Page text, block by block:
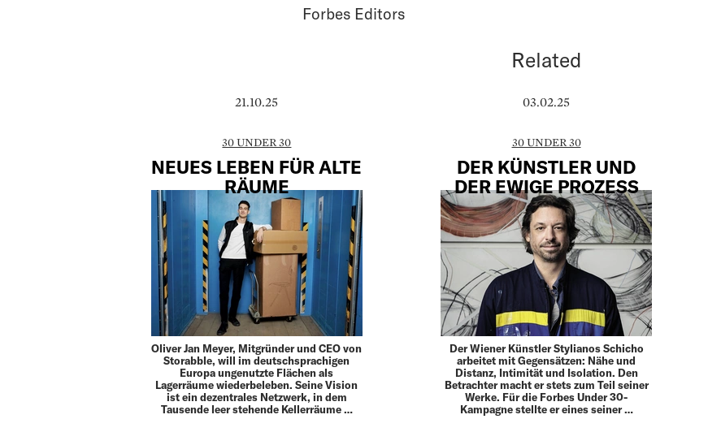
Forbes Editors
Related
21.10.25
30 UNDER 30
NEUES LEBEN FÜR ALTE
RÄUME
Oliver Jan Meyer, Mitgründer und CEO von
Storabble, will im deutschsprachigen
Europa ungenutzte Flächen als
Lagerräume wiederbeleben. Seine Vision
ist ein dezentrales Netzwerk, in dem
Tausende leer stehende Kellerräume …
03.02.25
30 UNDER 30
DER KÜNSTLER UND
DER EWIGE PROZESS
Der Wiener Künstler Stylianos Schicho
arbeitet mit Gegensätzen: Nähe und
Distanz, Intimität und Isolation. Den
Betrachter macht er stets zum Teil seiner
Werke. Für die Forbes Under 30-
Kampagne stellte er eines seiner …